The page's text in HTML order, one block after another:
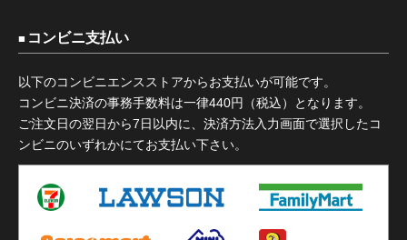
コンビニ支払い
以下のコンビニエンスストアからお支払いが可能です。
コンビニ決済の事務手数料は一律440円（税込）となります。
ご注文日の翌日から7日以内に、決済方法入力画面で選択したコ
ンビニのいずれかにてお支払い下さい。